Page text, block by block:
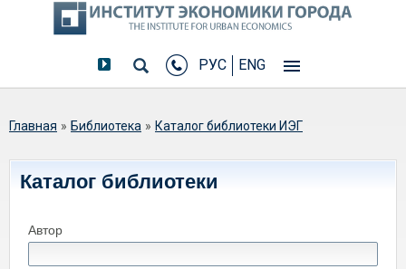
РУС ENG
Вы здесь
Главная » Библиотека » Каталог библиотеки ИЭГ
Каталог библиотеки
Автор